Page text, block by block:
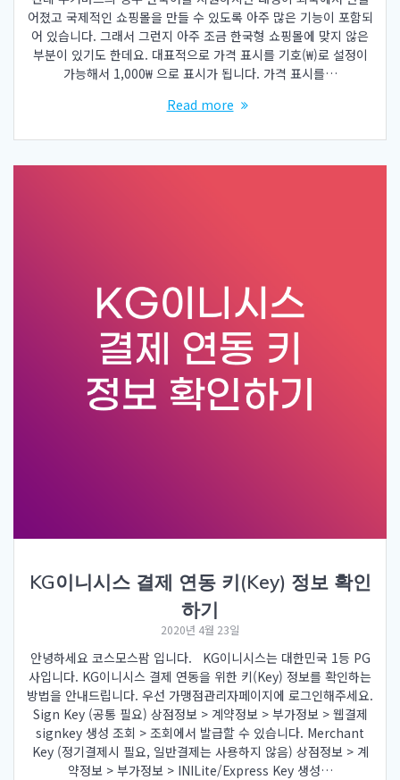
어졌고 국제적인 쇼핑몰을 만들 수 있도록 아주 많은 기능이 포함되
어 있습니다. 그래서 그런지 아주 조금 한국형 쇼핑몰에 맞지 않은
부분이 있기도 한데요. 대표적으로 가격 표시를 기호(₩)로 설정이
가능해서 1,000₩ 으로 표시가 됩니다. 가격 표시를…
Read more
KG이니시스 결제 연동 키(Key) 정보 확인
하기
2020년 4월 23일
안녕하세요 코스모스팜 입니다. KG이니시스는 대한민국 1등 PG
사입니다. KG이니시스 결제 연동을 위한 키(Key) 정보를 확인하는
방법을 안내드립니다. 우선 가맹점관리자페이지에 로그인해주세요.
Sign Key (공통 필요) 상점정보 > 계약정보 > 부가정보 > 웹결제
signkey 생성 조회 > 조회에서 발급할 수 있습니다. Merchant
Key (정기결제시 필요, 일반결제는 사용하지 않음) 상점정보 > 계
약정보 > 부가정보 > INILite/Express Key 생성…